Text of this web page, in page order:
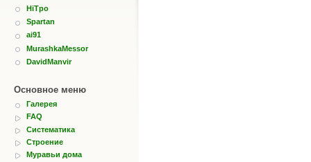
HiTpo
Spartan
ai91
MurashkaMessor
DavidManvir
Основное меню
Галерея
FAQ
Систематика
Строение
Муравьи дома